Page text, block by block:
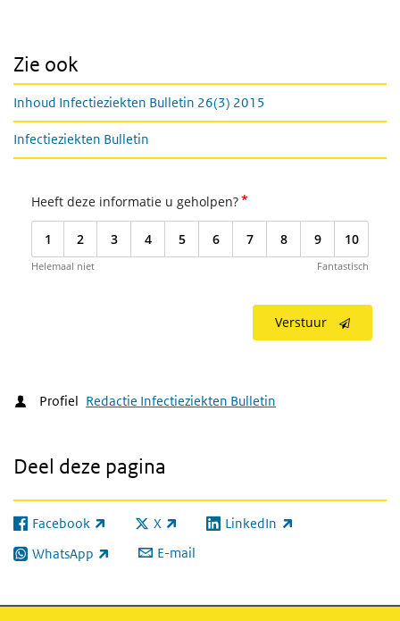
Zie ook
Inhoud Infectieziekten Bulletin 26(3) 2015
Infectieziekten Bulletin
Heeft deze informatie u geholpen?*
1 2 3 4 5 6 7 8 9 10
Helemaal niet Fantastisch
Verstuur
Profiel Redactie Infectieziekten Bulletin
Deel deze pagina
Facebook
(externe link) X
(externe link) LinkedIn
(externe link)
WhatsApp
(externe link) E-mail